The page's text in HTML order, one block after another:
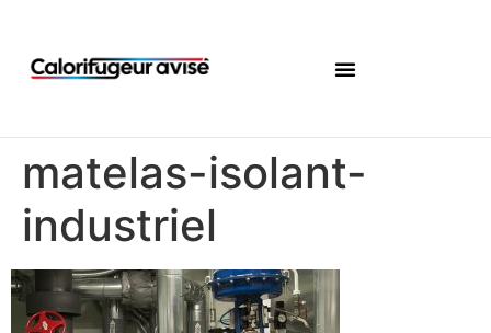
matelas-isolant-
industriel